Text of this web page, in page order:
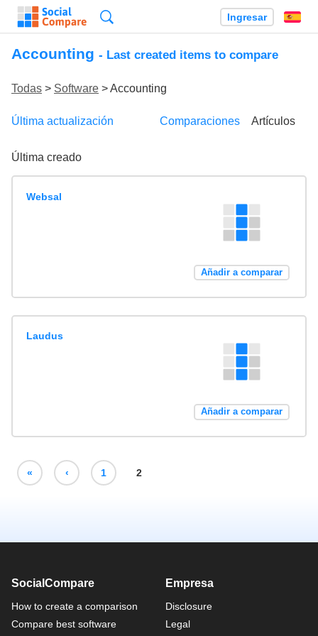
Ingresar
Accounting - Last created items to compare
Todas > Software > Accounting
Última actualización
Última creado
Comparaciones Artículos
Websal
Añadir a comparar
Laudus
Añadir a comparar
« ‹ 1 2
SocialCompare
How to create a comparison
Compare best software
Empresa
Disclosure
Legal